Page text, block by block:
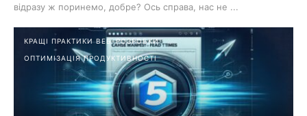
відразу ж поринемо, добре? Ось справа, нас не ...
КРАЩІ ПРАКТИКИ ВЕБ-РОЗРОБКИ
ОПТИМІЗАЦІЯ ПРОДУКТИВНОСТІ